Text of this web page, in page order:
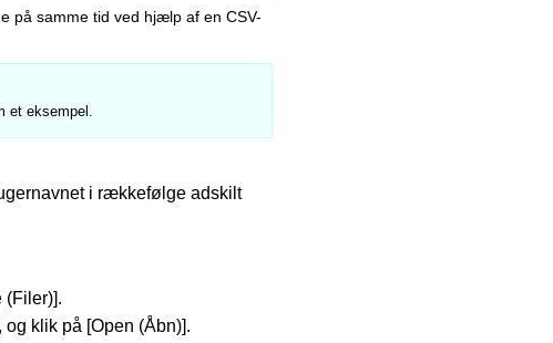
på samme tid ved hjælp af en CSV-
et eksempel.
i rækkefølge adskilt
(Filer)].
klik på [Open (Åbn)].